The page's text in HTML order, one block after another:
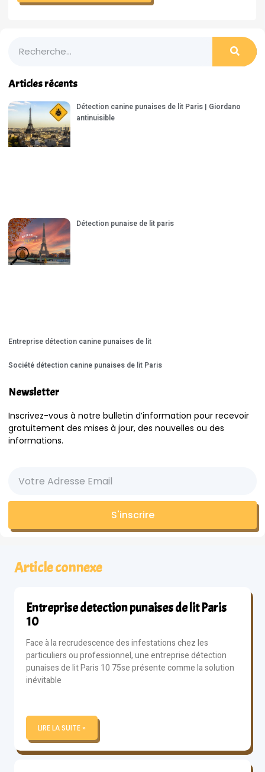
Articles récents
Détection canine punaises de lit Paris | Giordano
antinuisible
Détection punaise de lit paris
Entreprise détection canine punaises de lit
Société détection canine punaises de lit Paris
Newsletter
Inscrivez-vous à notre bulletin d’information pour recevoir
gratuitement des mises à jour, des nouvelles ou des
informations.
S'inscrire
Article connexe
Entreprise detection punaises de lit Paris
10
Face à la recrudescence des infestations chez les
particuliers ou professionnel, une entreprise détection
punaises de lit Paris 10 75se présente comme la solution
inévitable
LIRE LA SUITE »